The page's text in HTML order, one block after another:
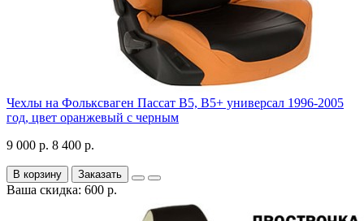
Чехлы на Фольксваген Пассат В5, В5+ универсал 1996-2005
год, цвет оранжевый с черным
9 000 р. 8 400 р.
В корзину Заказать
Ваша скидка: 600 р.